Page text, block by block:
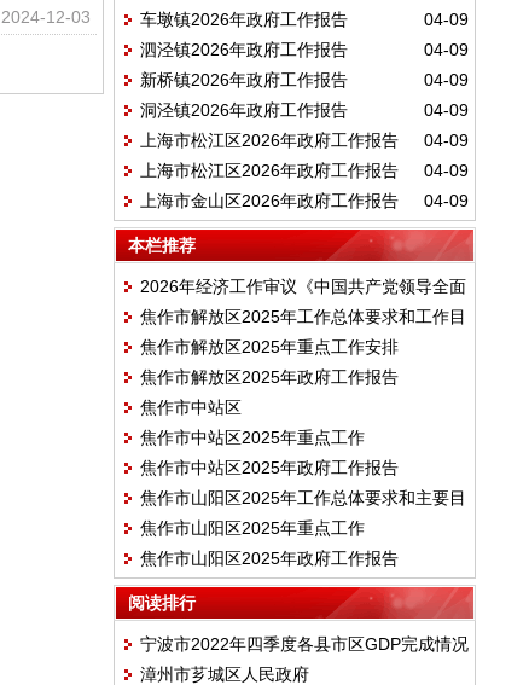
2024-12-03
04-09
车墩镇2026年政府工作报告
04-09
泗泾镇2026年政府工作报告
04-09
新桥镇2026年政府工作报告
04-09
洞泾镇2026年政府工作报告
04-09
上海市松江区2026年政府工作报告
04-09
上海市松江区2026年政府工作报告
04-09
上海市金山区2026年政府工作报告
本栏推荐
2026年经济工作审议《中国共产党领导全面
依法治国工作条例》
焦作市解放区2025年工作总体要求和工作目
标
焦作市解放区2025年重点工作安排
焦作市解放区2025年政府工作报告
焦作市中站区
焦作市中站区2025年重点工作
焦作市中站区2025年政府工作报告
焦作市山阳区2025年工作总体要求和主要目
标
焦作市山阳区2025年重点工作
焦作市山阳区2025年政府工作报告
阅读排行
宁波市2022年四季度各县市区GDP完成情况
漳州市芗城区人民政府